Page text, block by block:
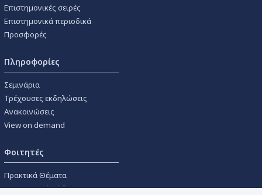
Επιστημονικές σειρές
Επιστημονικά περιοδικά
Προσφορές
Πληροφορίες
Σεμινάρια
Τρέχουσες εκδηλώσεις
Ανακοινώσεις
View on demand
Φοιτητές
Πρακτικά Θέματα
Οικονομικοί Κώδικες